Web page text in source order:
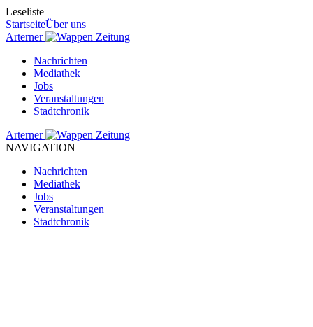
Leseliste
StartseiteÜber uns
Arterner
Zeitung
Nachrichten
Mediathek
Jobs
Veranstaltungen
Stadtchronik
Arterner
Zeitung
NAVIGATION
Nachrichten
Mediathek
Jobs
Veranstaltungen
Stadtchronik